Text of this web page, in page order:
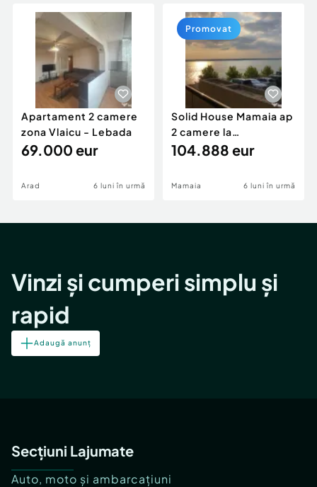
Servicii
Animale de companie
Afaceri și echipamente profesionale
Inchiriere Bunuri si Vehicule
Utilaje agricole si industriale
Piese auto si accesorii
Dacia Duster
Apartament 2 camere
zona Vlaicu - Lebada
69.000 eur
Arad 6 luni în urmă
Solid House Mamaia ap
2 camere la
cheie,langa Mega
104.888 eur
Mamaia 6 luni în urmă
Promovat
Vinzi și cumperi simplu și
rapid
Adaugă anunț
Secțiuni Lajumate
Auto, moto și ambarcațiuni